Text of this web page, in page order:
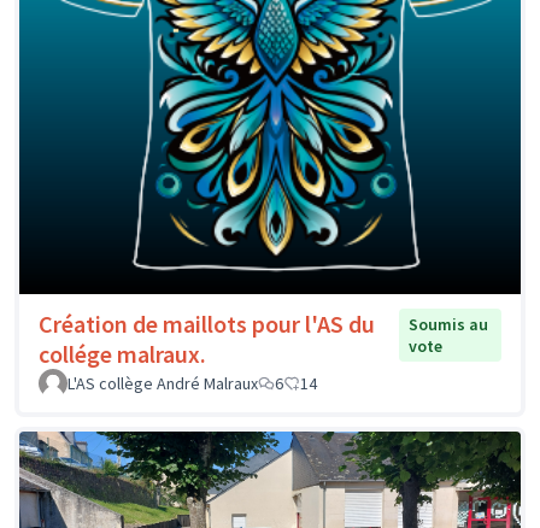
Création de maillots pour l'AS du
collége malraux.
Soumis au
vote
L'AS collège André Malraux
6 14